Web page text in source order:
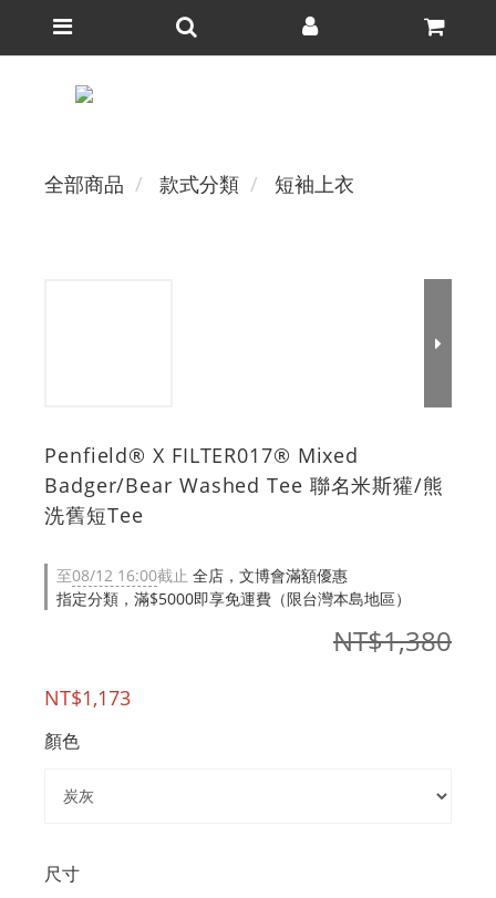
全部商品 款式分類 短袖上衣
Penfield® X FILTER017® Mixed
Badger/Bear Washed Tee 聯名米斯獾/熊
洗舊短Tee
至08/12 16:00截止 全店，文博會滿額優惠
指定分類，滿$5000即享免運費（限台灣本島地區）
NT$1,380
NT$1,173
顏色
尺寸